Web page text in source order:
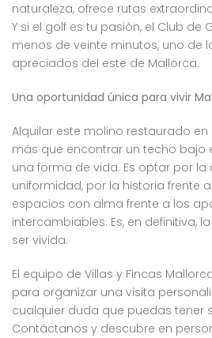
naturaleza, ofrece rutas
Y si el golf es tu pasión, el Club de
menos de veinte minutos, uno de
apreciados del este de Mallorca.
Una oportunidad única para vivir
Alquilar este molino restaurado
más que encontrar un techo bajo
una forma de vida. Es optar por
uniformidad, por la historia frente
espacios con alma frente a los
intercambiables. Es, en definitiva,
ser vivida.
El equipo de Villas y Fincas
para organizar una visita
cualquier duda que puedas tener
Contáctanos y descubre en